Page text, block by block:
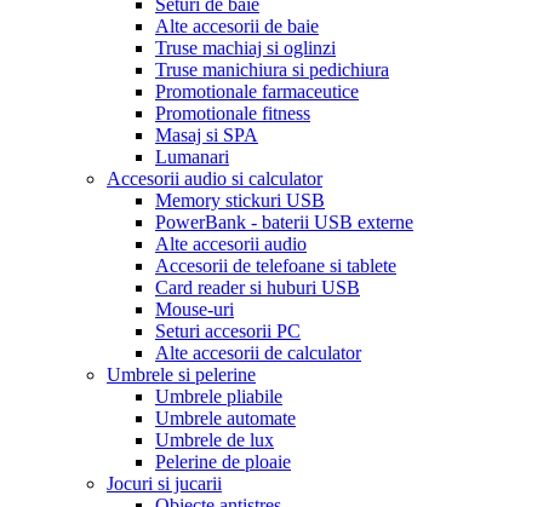
Alte accesorii de baie
Truse machiaj si oglinzi
Truse manichiura si pedichiura
Promotionale farmaceutice
Promotionale fitness
Masaj si SPA
Lumanari
Accesorii audio si calculator
Memory stickuri USB
PowerBank - baterii USB externe
Alte accesorii audio
Accesorii de telefoane si tablete
Card reader si huburi USB
Mouse-uri
Seturi accesorii PC
Alte accesorii de calculator
Umbrele si pelerine
Umbrele pliabile
Umbrele automate
Umbrele de lux
Pelerine de ploaie
Jocuri si jucarii